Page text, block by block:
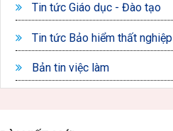
Tin tức Giáo dục - Đào tạo
Tin tức Bảo hiểm thất nghiệp
Bản tin việc làm